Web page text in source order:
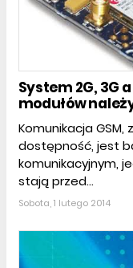
System 2G, 3G
modułów
Komunikacja
dostępność, jest
komunikacyjnym,
stają przed...
Sobota, 1 lutego 2014